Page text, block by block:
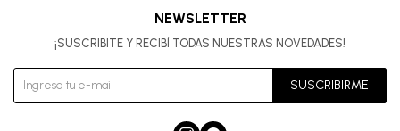
NEWSLETTER
¡SUSCRIBITE Y RECIBÍ TODAS NUESTRAS NOVEDADES!
SUSCRIBIRME